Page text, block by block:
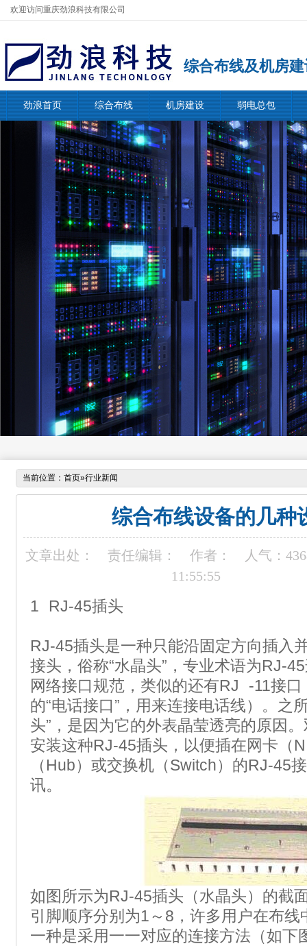
欢迎访问重庆劲浪科技有限公司
综合布线及机房
劲浪首页 综合布线 机房建设 弱电总包
当前位置： 首页»行业新闻
综合布线设备的几种
文章出处： 责任编辑： 作者： 人气：
11:55:55
1 RJ-45插头
RJ-45插头是一种只能沿固定方向插入
接头，俗称“水晶头”，专业术语为RJ-
网络接口规范，类似的还有RJ -11接
的“电话接口”，用来连接电话线）。之
头”，是因为它的外表晶莹透亮的原因
安装这种RJ-45插头，以便插在网卡（
（Hub）或交换机（Switch）的RJ-45
讯。
如图所示为RJ-45插头（水晶头）的截
引脚顺序分别为1～8，许多用户在布
一种是采用一一对应的连接方法（如下